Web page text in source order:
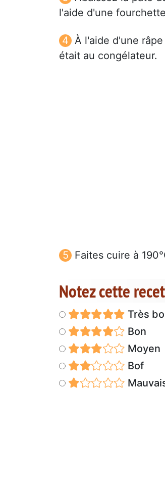
l'aide d'une
À l'aide d'une
était au congélateur.
Faites cuire à
Notez cette
Très
Bon
Moyen
Bof